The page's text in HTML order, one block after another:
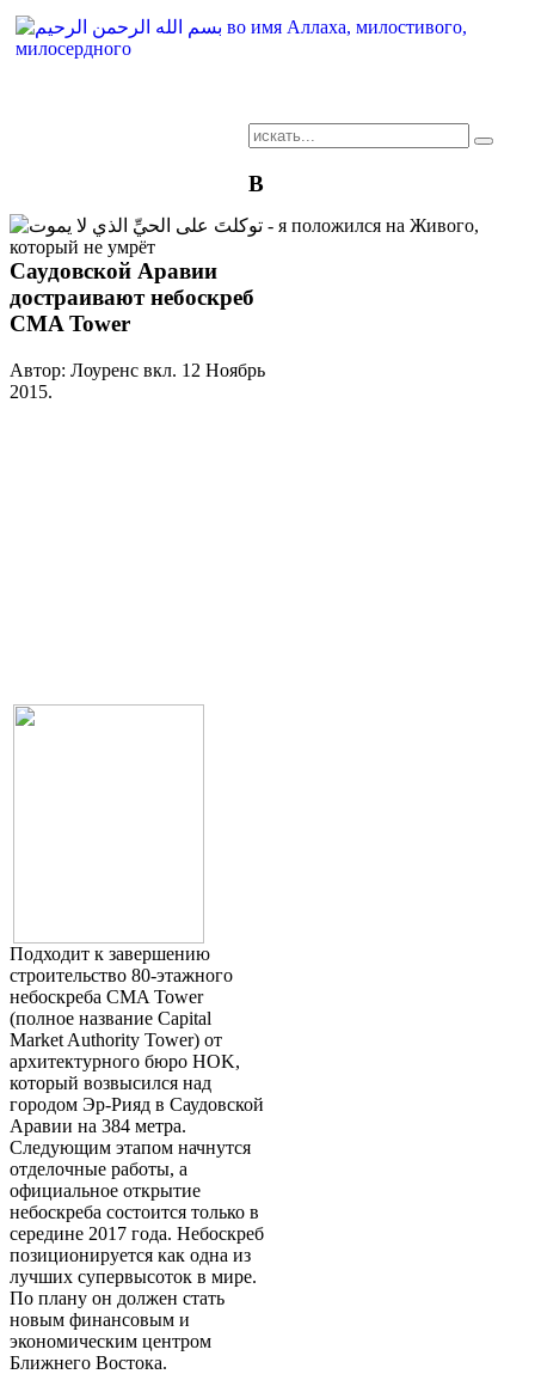
В
Саудовской Аравии
достраивают небоскреб
CMA Tower
Автор: Лоуренс вкл. 12 Ноябрь
2015.
Подходит к завершению
строительство 80-этажного
небоскреба CMA Tower
(полное название Capital
Market Authority Tower) от
архитектурного бюро HOK,
который возвысился над
городом Эр-Рияд в Саудовской
Аравии на 384 метра.
Следующим этапом начнутся
отделочные работы, а
официальное открытие
небоскреба состоится только в
середине 2017 года. Небоскреб
позиционируется как одна из
лучших супервысоток в мире.
По плану он должен стать
новым финансовым и
экономическим центром
Ближнего Востока.